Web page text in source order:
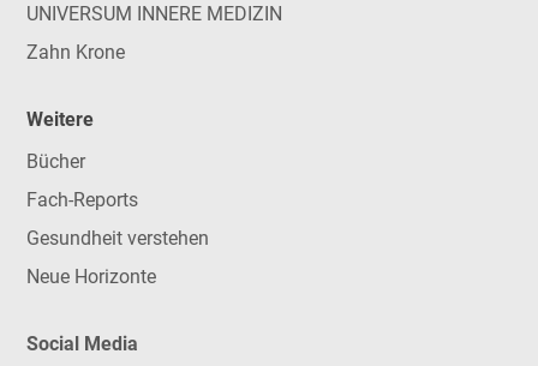
UNIVERSUM INNERE MEDIZIN
Zahn Krone
Weitere
Bücher
Fach-Reports
Gesundheit verstehen
Neue Horizonte
Social Media